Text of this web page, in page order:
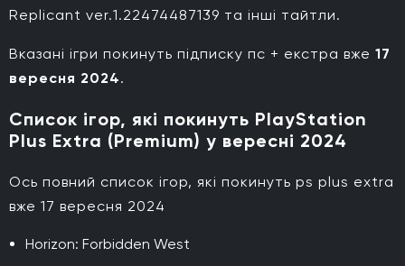
Replicant ver.1.22474487139 та інші тайтли.
Вказані ігри покинуть підписку пс + екстра вже 17
вересня 2024.
Список ігор, які покинуть PlayStation
Plus Extra (Premium) у вересні 2024
Ось повний список ігор, які покинуть ps plus extra
вже 17 вересня 2024
Horizon: Forbidden West